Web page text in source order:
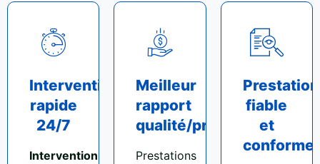
Intervention
rapide
24/7
Intervention
Meilleur
rapport
qualité/prix
Prestations
Prestation
fiable
et
conforme